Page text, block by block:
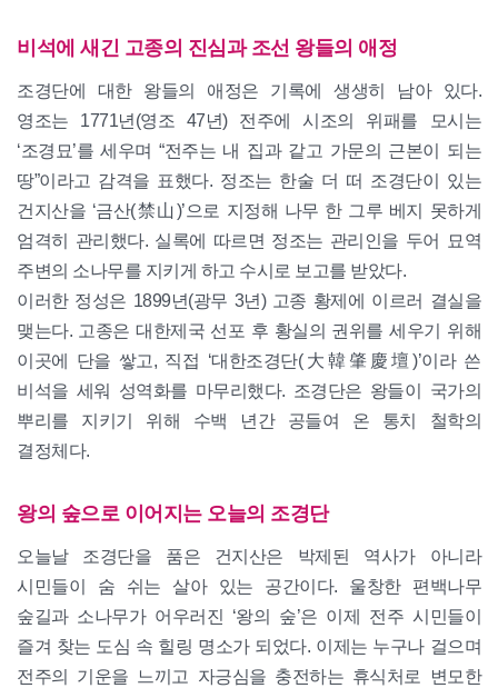
비석에 새긴 고종의 진심과 조선 왕들의 애정
조경단에 대한 왕들의 애정은 기록에 생생히 남아 있다.
영조는 1771년(영조 47년) 전주에 시조의 위패를 모시는
‘조경묘’를 세우며 “전주는 내 집과 같고 가문의 근본이 되는
땅”이라고 감격을 표했다. 정조는 한술 더 떠 조경단이 있는
건지산을 ‘금산(禁山)’으로 지정해 나무 한 그루 베지 못하게
엄격히 관리했다. 실록에 따르면 정조는 관리인을 두어 묘역
주변의 소나무를 지키게 하고 수시로 보고를 받았다.
이러한 정성은 1899년(광무 3년) 고종 황제에 이르러 결실을
맺는다. 고종은 대한제국 선포 후 황실의 권위를 세우기 위해
이곳에 단을 쌓고, 직접 ‘대한조경단(大韓肇慶壇)’이라 쓴
비석을 세워 성역화를 마무리했다. 조경단은 왕들이 국가의
뿌리를 지키기 위해 수백 년간 공들여 온 통치 철학의
결정체다.
왕의 숲으로 이어지는 오늘의 조경단
오늘날 조경단을 품은 건지산은 박제된 역사가 아니라
시민들이 숨 쉬는 살아 있는 공간이다. 울창한 편백나무
숲길과 소나무가 어우러진 ‘왕의 숲’은 이제 전주 시민들이
즐겨 찾는 도심 속 힐링 명소가 되었다. 이제는 누구나 걸으며
전주의 기운을 느끼고 자긍심을 충전하는 휴식처로 변모한